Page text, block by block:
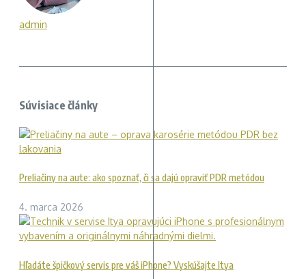
admin
Súvisiace články
Preliačiny na aute: ako spoznať, či sa dajú opraviť PDR metódou
4. marca 2026
Hľadáte špičkový servis pre váš iPhone? Vyskúšajte Itya